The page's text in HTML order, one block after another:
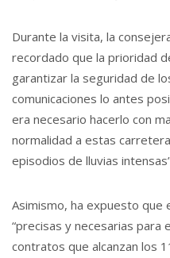
Durante la visita, la
recordado que la prioridad
garantizar la seguridad de
comunicaciones lo antes
era necesario hacerlo con
normalidad a estas
episodios de lluvias
Asimismo, ha expuesto que
“precisas y necesarias para
contratos que alcanzan los